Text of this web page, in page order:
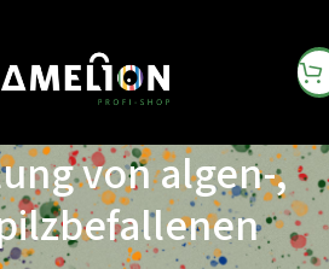
zur
von algen-,